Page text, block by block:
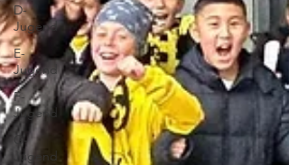
D-
Jugend
E-
Jugend
F-
Jugend
G-
Jugend